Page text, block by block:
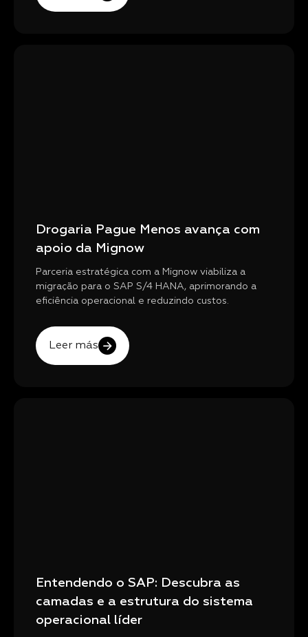
Drogaria Pague Menos avança com
apoio da Mignow
Parceria estratégica com a Mignow viabiliza a
migração para o SAP S/4 HANA, aprimorando a
eficiência operacional e reduzindo custos.
Leer más
Entendendo o SAP: Descubra as
camadas e a estrutura do sistema
operacional líder